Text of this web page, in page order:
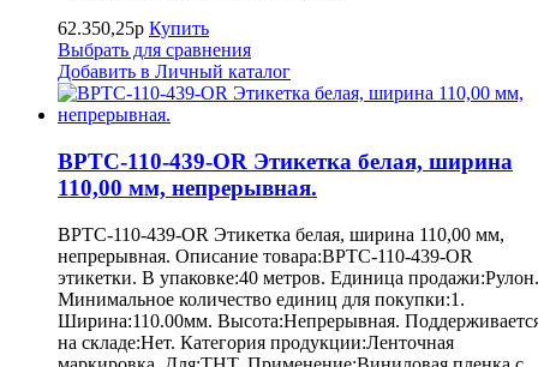
62.350,25р Купить
Выбрать для сравнения
Добавить в Личный каталог
BPTC-110-439-OR Этикетка белая, ширина
110,00 мм, непрерывная.
BPTC-110-439-OR Этикетка белая, ширина 110,00 мм,
непрерывная. Описание товара:BPTC-110-439-OR
этикетки. В упаковке:40 метров. Единица продажи:Рулон.
Минимальное количество единиц для покупки:1.
Ширина:110.00мм. Высота:Непрерывная.
на складе:Нет. Категория продукции:Ленточная